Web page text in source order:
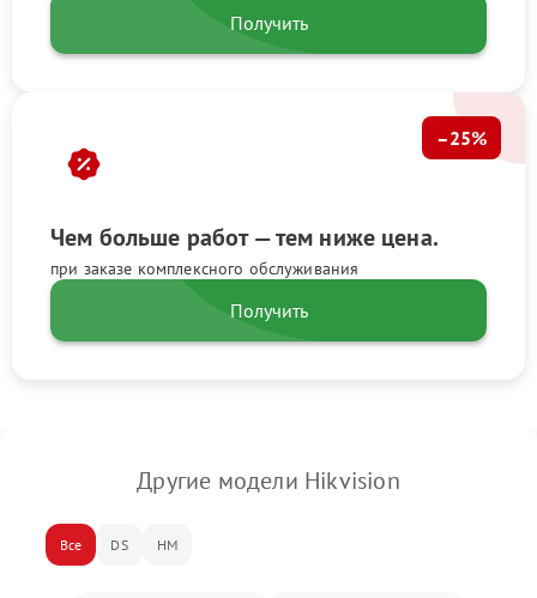
Получить
Чем больше работ — тем ниже цена.
при заказе комплексного обслуживания
–25%
Получить
Другие модели Hikvision
Все DS HM